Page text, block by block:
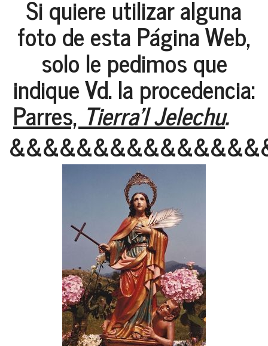
Si quiere utilizar alguna
foto de esta Página Web,
solo le pedimos que
indique Vd. la procedencia:
Parres,Tierra'l Jelechu.